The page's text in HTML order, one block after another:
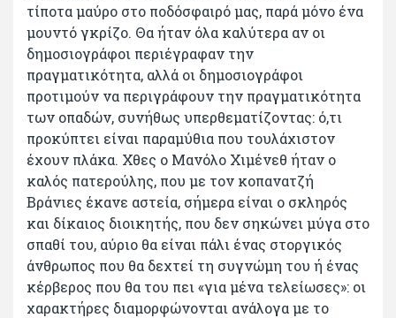
τίποτα μαύρο στο ποδόσφαιρό μας, παρά μόνο ένα
μουντό γκρίζο. Θα ήταν όλα καλύτερα αν οι
δημοσιογράφοι περιέγραφαν την
πραγματικότητα, αλλά οι δημοσιογράφοι
προτιμούν να περιγράφουν την πραγματικότητα
των οπαδών, συνήθως υπερθεματίζοντας: ό,τι
προκύπτει είναι παραμύθια που τουλάχιστον
έχουν πλάκα. Χθες ο Μανόλο Χιμένεθ ήταν ο
καλός πατερούλης, που με τον κοπανατζή
Βράνιες έκανε αστεία, σήμερα είναι ο σκληρός
και δίκαιος διοικητής, που δεν σηκώνει μύγα στο
σπαθί του, αύριο θα είναι πάλι ένας στοργικός
άνθρωπος που θα δεχτεί τη συγνώμη του ή ένας
κέρβερος που θα του πει «για μένα τελείωσες»: οι
χαρακτήρες διαμορφώνονται ανάλογα με το